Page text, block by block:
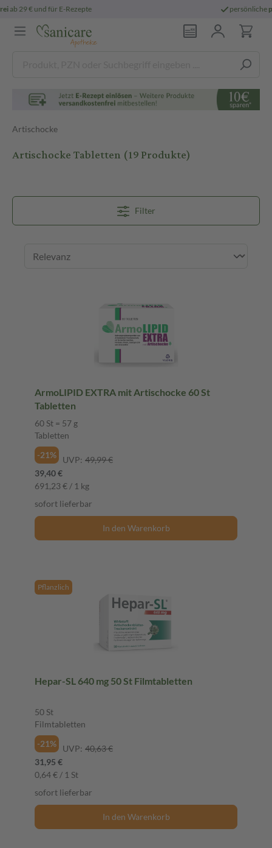
persönliche
Artischocke
Artischocke Tabletten (19 Produkte)
Filter
ArmoLIPID EXTRA mit Artischocke 60 St
Tabletten
60 St = 57 g
Tabletten
-21%
UVP: 49,99 €
39,40 €
691,23 € / 1 kg
sofort lieferbar
In den Warenkorb
Pflanzlich
Hepar-SL 640 mg 50 St Filmtabletten
50 St
Filmtabletten
-21%
UVP: 40,63 €
31,95 €
0,64 € / 1 St
sofort lieferbar
In den Warenkorb